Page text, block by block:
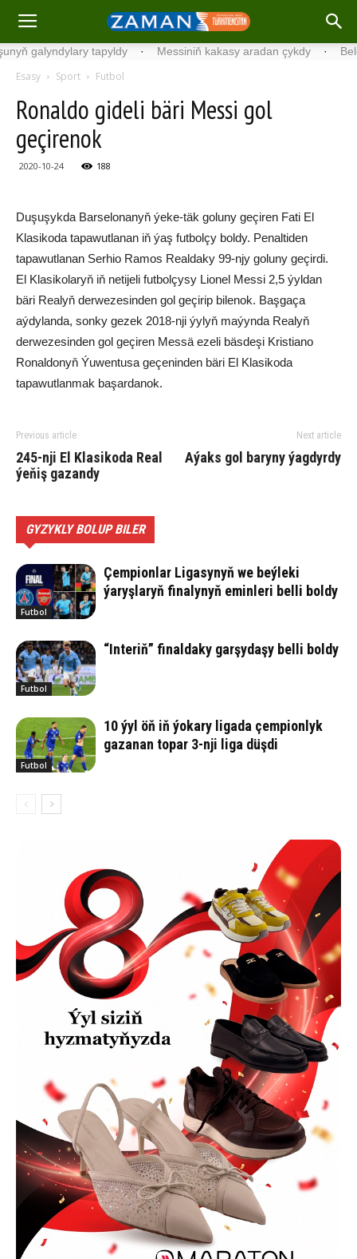
galyndylary tapyldy · Messiniň kakasy aradan çykdy ·
Esasy Sport Futbol
Ronaldo gideli bäri Messi gol
geçirenok
2020-10-24 188
Duşuşykda Barselonanyň ýeke-täk goluny geçiren Fati El
Klasikoda tapawutlanan iň ýaş futbolçy boldy. Penaltiden
tapawutlanan Serhio Ramos Realdaky 99-njy goluny geçirdi.
El Klasikolaryň iň netijeli futbolçysy Lionel Messi 2,5 ýyldan
bäri Realyň derwezesinden gol geçirip bilenok. Başgaça
aýdylanda, sonky gezek 2018-nji ýylyň maýynda Realyň
derwezesinden gol geçiren Messä ezeli bäsdeşi Kristiano
Ronaldonyň Ýuwentusa geçeninden bäri El Klasikoda
tapawutlanmak başardanok.
Previous article
245-nji El Klasikoda Real
ýeňiş gazandy
Next article
Aýaks gol baryny ýagdyrdy
GYZYKLY BOLUP BILER
Futbol
Çempionlar Ligasynyň we beýleki
ýaryşlaryň finalynyň eminleri belli boldy
Futbol
“Interiň” finaldaky garşydaşy belli boldy
Futbol
10 ýyl öň iň ýokary ligada çempionlyk
gazanan topar 3-nji liga düşdi